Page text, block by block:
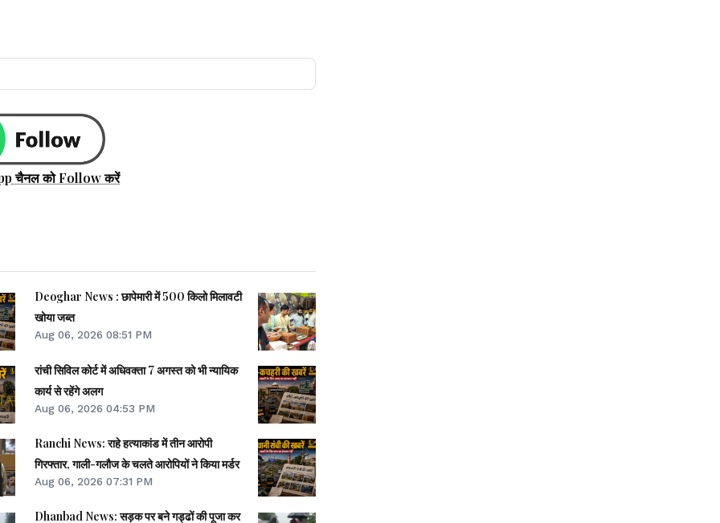
चैनल को Follow करें
Deoghar News : छापेमारी में 500 किलो मिलावटी
खोया जब्त
Aug 06, 2026 08:51 PM
रांची सिविल कोर्ट में अधिवक्ता 7 अगस्त को भी न्यायिक
कार्य से रहेंगे अलग
Aug 06, 2026 04:53 PM
Ranchi News: राहे हत्याकांड में तीन आरोपी
गिरफ्तार, गाली-गलौज के चलते आरोपियों ने किया मर्डर
Aug 06, 2026 07:31 PM
Dhanbad News: सड़क पर बने गड्ढों की पूजा कर